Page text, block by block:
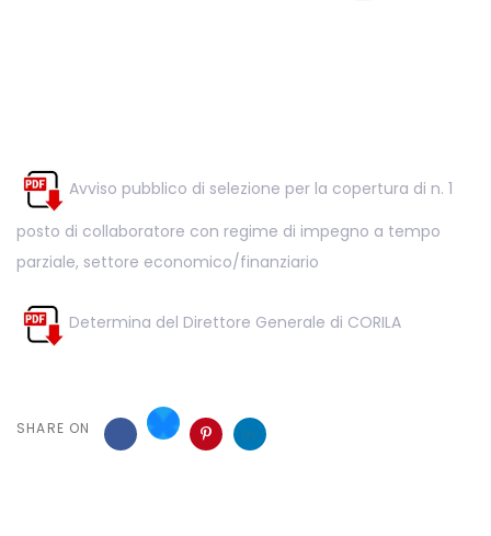
Avviso pubblico di selezione per la copertura di n. 1
posto di collaboratore con regime di impegno a tempo
parziale, settore economico/finanziario
Determina del Direttore Generale di CORILA
SHARE ON
navigation